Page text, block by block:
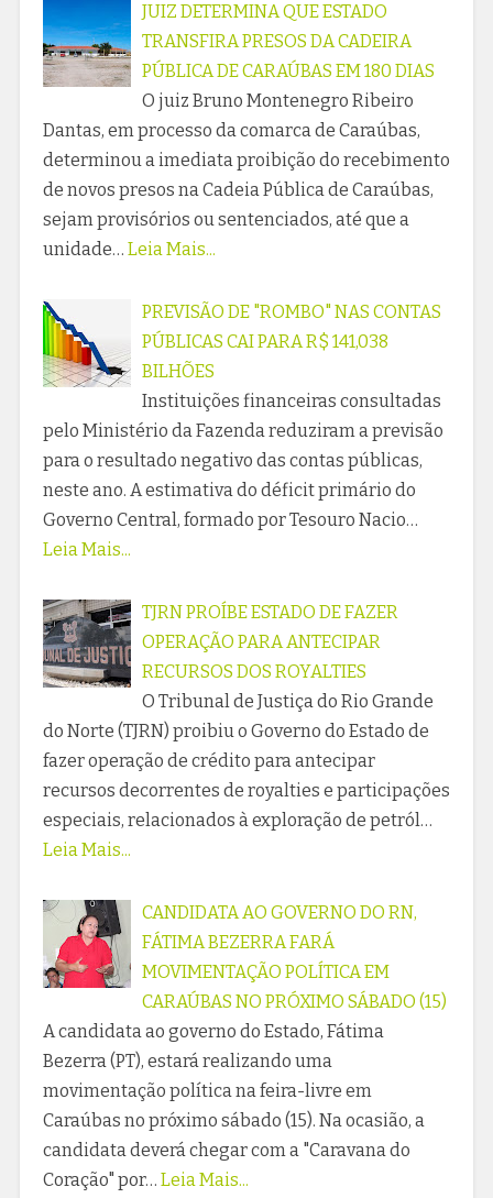
JUIZ DETERMINA QUE ESTADO
TRANSFIRA PRESOS DA CADEIRA
PÚBLICA DE CARAÚBAS EM 180 DIAS
O juiz Bruno Montenegro Ribeiro
Dantas, em processo da comarca de Caraúbas,
determinou a imediata proibição do recebimento
de novos presos na Cadeia Pública de Caraúbas,
sejam provisórios ou sentenciados, até que a
unidade… Leia Mais...
PREVISÃO DE "ROMBO" NAS CONTAS
PÚBLICAS CAI PARA R$ 141,038
BILHÕES
Instituições financeiras consultadas
pelo Ministério da Fazenda reduziram a previsão
para o resultado negativo das contas públicas,
neste ano. A estimativa do déficit primário do
Governo Central, formado por Tesouro Nacio…
Leia Mais...
TJRN PROÍBE ESTADO DE FAZER
OPERAÇÃO PARA ANTECIPAR
RECURSOS DOS ROYALTIES
O Tribunal de Justiça do Rio Grande
do Norte (TJRN) proibiu o Governo do Estado de
fazer operação de crédito para antecipar
recursos decorrentes de royalties e participações
especiais, relacionados à exploração de petról…
Leia Mais...
CANDIDATA AO GOVERNO DO RN,
FÁTIMA BEZERRA FARÁ
MOVIMENTAÇÃO POLÍTICA EM
CARAÚBAS NO PRÓXIMO SÁBADO (15)
A candidata ao governo do Estado, Fátima
Bezerra (PT), estará realizando uma
movimentação política na feira-livre em
Caraúbas no próximo sábado (15). Na ocasião, a
candidata deverá chegar com a "Caravana do
Coração" por… Leia Mais...